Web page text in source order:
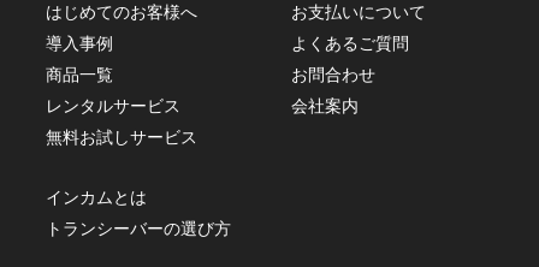
はじめてのお客様へ
導入事例
商品一覧
レンタルサービス
無料お試しサービス
お支払いについて
よくあるご質問
お問合わせ
会社案内
インカムとは
トランシーバーの選び方